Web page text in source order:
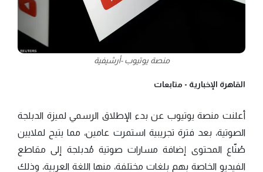
منصة يوتيوب -أرشيفية
القاهرة الإخبارية - متابعات
أعلنت منصة يوتيوب عن بدء الإطلاق الرسمي لميزة الدبلجة
الصوتية، بعد فترة تجريبية استمرت عامين، مما يتيح لملايين
صُنّاع المحتوى إضافة مسارات صوتية مُدبلجة إلى مقاطع
الفيديو الخاصة بهم بلغات مختلفة، منها اللغة العربية، وذلك